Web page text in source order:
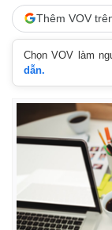
Thêm VOV
Chọn VOV làm
dẫn.